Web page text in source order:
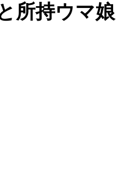
所持ウマ娘